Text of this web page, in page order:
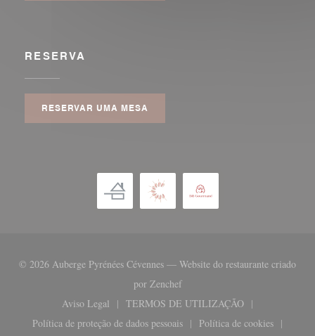
RESERVA
RESERVAR UMA MESA
© 2026 Auberge Pyrénées Cévennes — Website do restaurante criado
por Zenchef((abre numa nova janela))
Aviso Legal
((abre numa nova janela))
TERMOS DE UTILIZAÇÃO
((abre numa nova janela))
Política de proteção de dados pessoais
((abre numa nova janela))
Política de cookies
((abre numa